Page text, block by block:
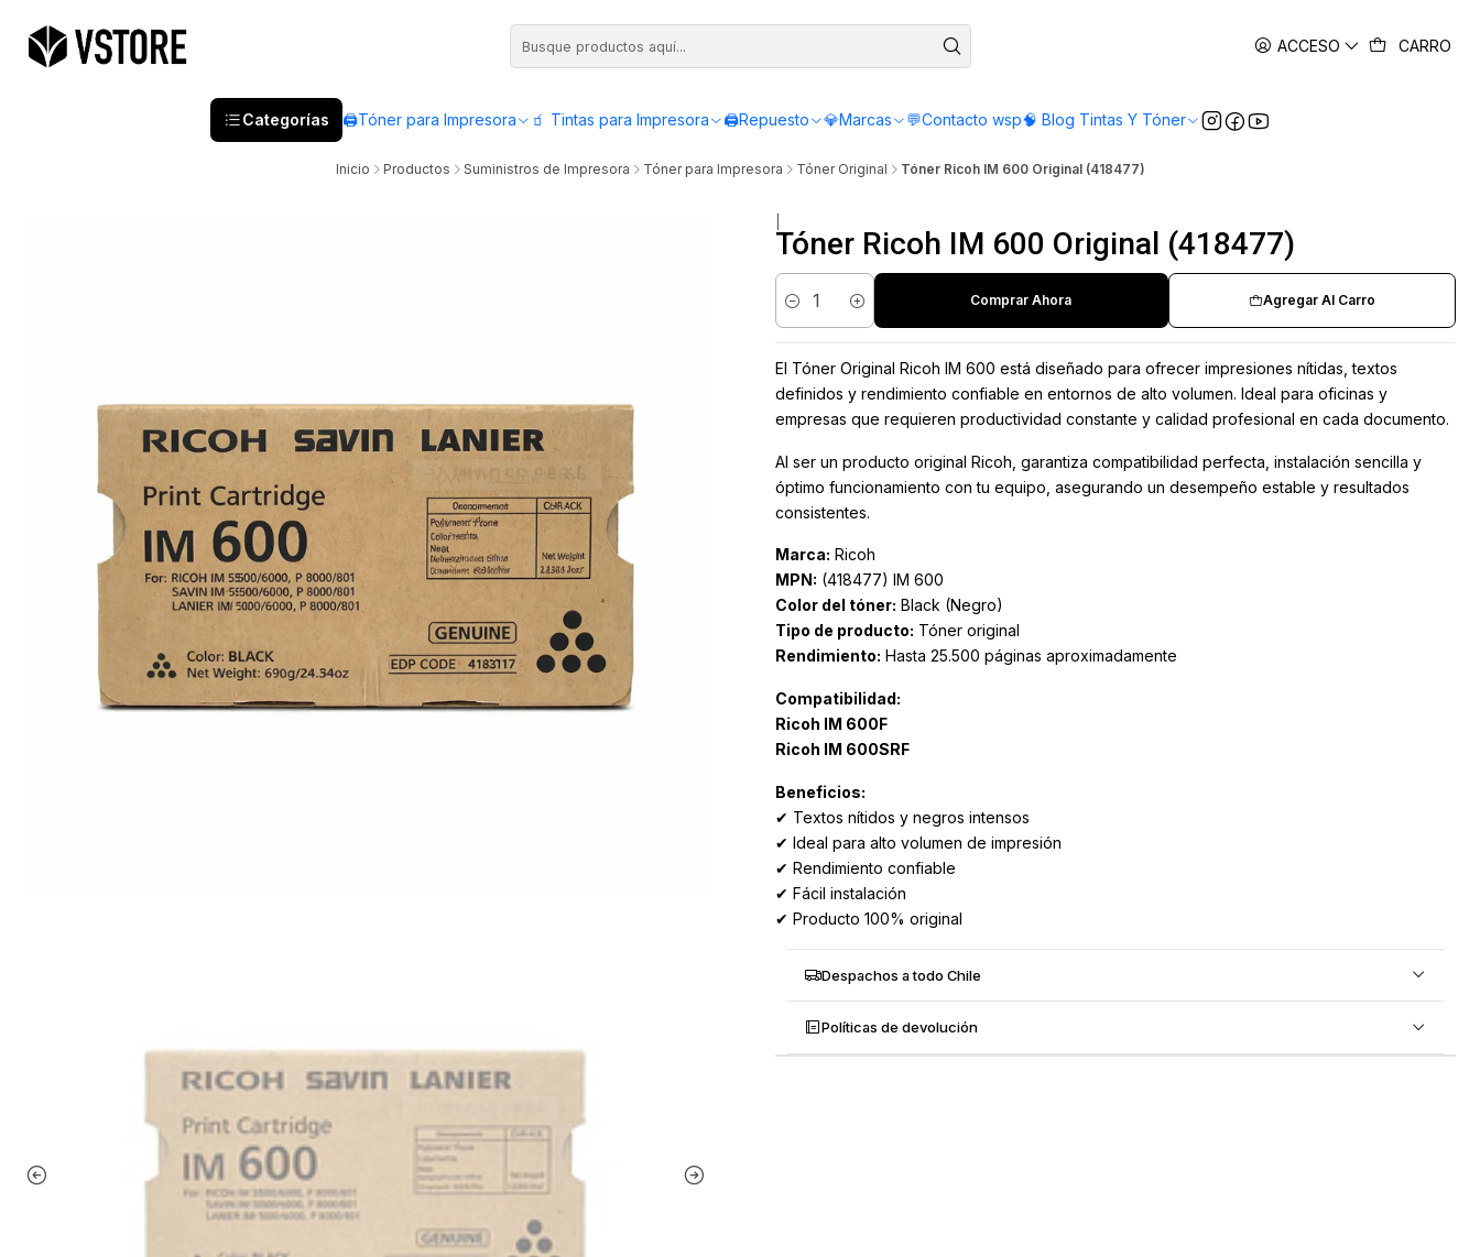
ACCESO CARRO
Categorías 🖨️Tóner para Impresora 🧃 Tintas para Impresora 🖨️Repuesto 💎Marcas 💬Contacto wsp🧠 Blog Tintas Y Tóner
Compra antes de las 12:00 y recibe el mismo día - Servicio de Lunes a Viernes
Inicio Productos Suministros de Impresora Tóner para Impresora Tóner Original Tóner Ricoh IM 600 Original (418477)
Tóner Ricoh IM 600 Original (418477)
Cantidad
Agregar Al Carro
Comprar Ahora
El Tóner Original Ricoh IM 600 está diseñado para ofrecer impresiones nítidas, textos
definidos y rendimiento confiable en entornos de alto volumen. Ideal para oficinas y
empresas que requieren productividad constante y calidad profesional en cada documento.
Al ser un producto original Ricoh, garantiza compatibilidad perfecta, instalación sencilla y
óptimo funcionamiento con tu equipo, asegurando un desempeño estable y resultados
consistentes.
Marca: Ricoh
MPN: (418477) IM 600
Color del tóner: Black (Negro)
Tipo de producto: Tóner original
Rendimiento: Hasta 25.500 páginas aproximadamente
Compatibilidad:
Ricoh IM 600F
Ricoh IM 600SRF
Beneficios:
✔ Textos nítidos y negros intensos
✔ Ideal para alto volumen de impresión
✔ Rendimiento confiable
✔ Fácil instalación
✔ Producto 100% original
Despachos a todo Chile
Políticas de devolución